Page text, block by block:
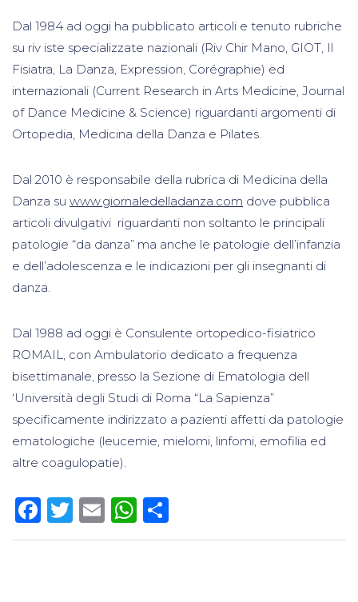
Dal 1984 ad oggi ha pubblicato articoli e tenuto rubriche
su riv iste specializzate nazionali (Riv Chir Mano, GIOT, Il
Fisiatra, La Danza, Expression, Corégraphie) ed
internazionali (Current Research in Arts Medicine, Journal
of Dance Medicine & Science) riguardanti argomenti di
Ortopedia, Medicina della Danza e Pilates.
Dal 2010 è responsabile della rubrica di Medicina della
Danza su www.giornaledelladanza com dove pubblica
articoli divulgativi riguardanti non soltanto le principali
patologie “da danza” ma anche le patologie dell’infanzia
e dell’adolescenza e le indicazioni per gli insegnanti di
danza.
Dal 1988 ad oggi è Consulente ortopedico-fisiatrico
ROMAIL, con Ambulatorio dedicato a frequenza
bisettimanale, presso la Sezione di Ematologia dell
‘Università degli Studi di Roma “La Sapienza”
specificamente indirizzato a pazienti affetti da patologie
ematologiche (leucemie, mielomi, linfomi, emofilia ed
altre coagulopatie).
Facebook
Twitter
EmailWhatsApp